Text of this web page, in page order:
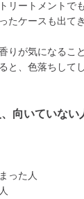
リートメントで
たケースも出てき
りが気になるこ
と、色落ちして
向いていない
った人